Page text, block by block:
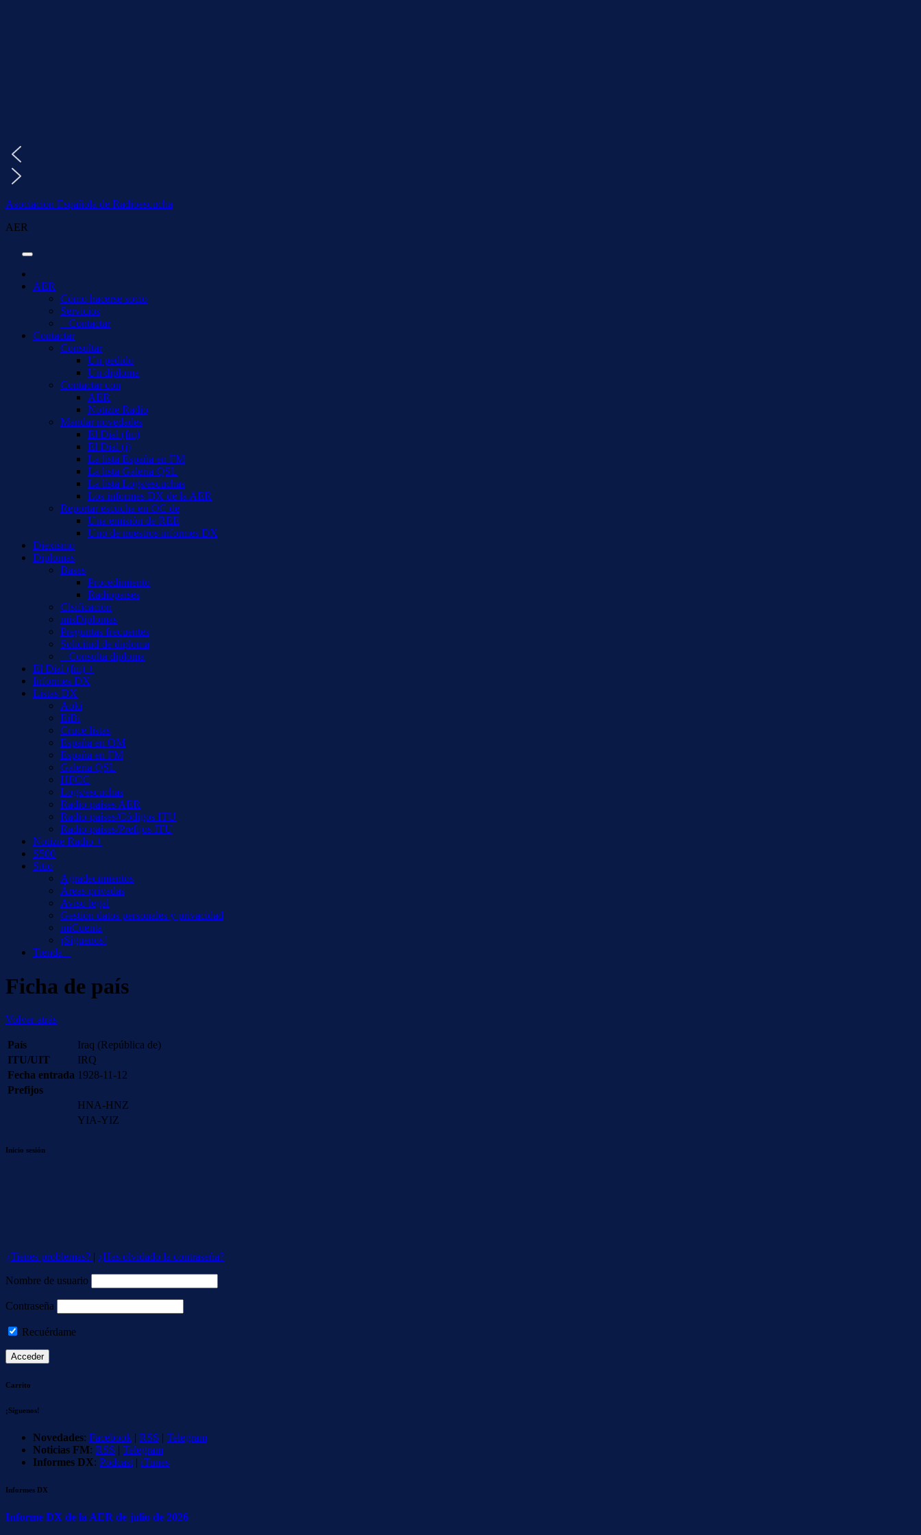
Asociación Española de Radioescucha
AER
AER
Cómo hacerse socio
Servicios
– Contactar
Contactar
Consultar
Un pedido
Un diploma
Contactar con
AER
Notizie Radio
Mandar novedades
El Dial (fm)
El Dial (i)
La lista España en FM
La lista Galería QSL
La lista Logs/escuchas
Los informes DX de la AER
Reportar escucha en OC de
Una emisión de REE
Uno de nuestros informes DX
Diexismo
Diplomas
Bases
Procedimiento
Radiopaíses
Clsificación
misDiplomas
Preguntas frecuentes
Solicitud de diploma
– Consulta diploma
El Dial (fm) +
Informes DX
Listas DX
Aoki
EiBi
Cruce listas
España en OM
España en FM
Galería QSL
HFCC
Logs/escuchas
Radio-países AER
Radio-países/Códigos ITU
Radio-países/Prefijos ITU
Notizie Radio +
S500
Sitio
Agradecimientos
Áreas privadas
Aviso legal
Gestión datos personales y privacidad
miCuenta
¡Síguenos!
Tienda +
Ficha de país
Volver atrás
País
Iraq (República de)
ITU/UIT
IRQ
Fecha entrada 1928-11-12
Prefijos
HNA-HNZ
YIA-YIZ
Inicio sesión
¿Tienes problemas? | ¿Has olvidado la contraseña?
Nombre de usuario
Contraseña
Recuérdame
Carrito
¡Síguenos!
Novedades: Facebook | RSS | Telegram
Noticias FM: RSS | Telegram
Informes DX: Podcast | iTunes
Informes DX
Informe DX de la AER de julio de 2026